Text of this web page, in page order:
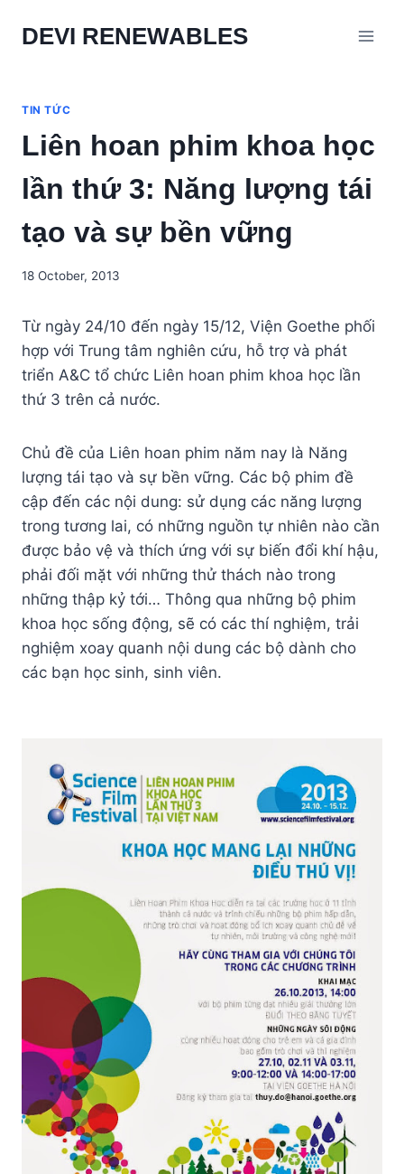
DEVI RENEWABLES
TIN TỨC
Liên hoan phim khoa học
lần thứ 3: Năng lượng tái
tạo và sự bền vững
18 October, 2013
Từ ngày 24/10 đến ngày 15/12, Viện Goethe phối
hợp với Trung tâm nghiên cứu, hỗ trợ và phát
triển A&C tổ chức Liên hoan phim khoa học lần
thứ 3 trên cả nước.
Chủ đề của Liên hoan phim năm nay là Năng
lượng tái tạo và sự bền vững. Các bộ phim đề
cập đến các nội dung: sử dụng các năng lượng
trong tương lai, có những nguồn tự nhiên nào cần
được bảo vệ và thích ứng với sự biến đổi khí hậu,
phải đối mặt với những thử thách nào trong
những thập kỷ tới… Thông qua những bộ phim
khoa học sống động, sẽ có các thí nghiệm, trải
nghiệm xoay quanh nội dung các bộ dành cho
các bạn học sinh, sinh viên.